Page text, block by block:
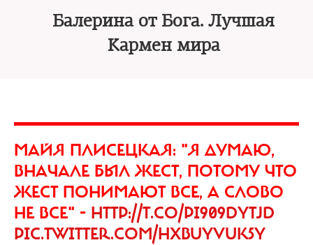
Балерина от Бога. Лучшая
Кармен мира
МАЙЯ ПЛИСЕЦКАЯ: "Я ДУМАЮ,
ВНАЧАЛЕ БЫЛ ЖЕСТ, ПОТОМУ ЧТО
ЖЕСТ ПОНИМАЮТ ВСЕ, А СЛОВО
НЕ ВСЕ" - HTTP://T.CO/PI909DYTJD
PIC.TWITTER.COM/HXBUYVUK5Y